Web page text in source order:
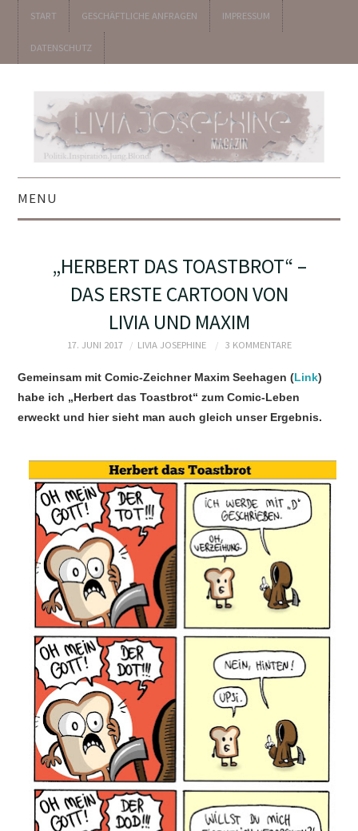
START GESCHÄFTLICHE ANFRAGEN IMPRESSUM
DATENSCHUTZ
MENU
▼ UNTERHALTUNG
▼ KOLUMNEN
„HERBERT DAS TOASTBROT“ –
DAS ERSTE CARTOON VON
LIVIA UND MAXIM
17. JUNI 2017 LIVIA JOSEPHINE 3 KOMMENTARE
Gemeinsam mit Comic-Zeichner Maxim Seehagen (Link)
habe ich „Herbert das Toastbrot“ zum Comic-Leben
erweckt und hier sieht man auch gleich unser Ergebnis.